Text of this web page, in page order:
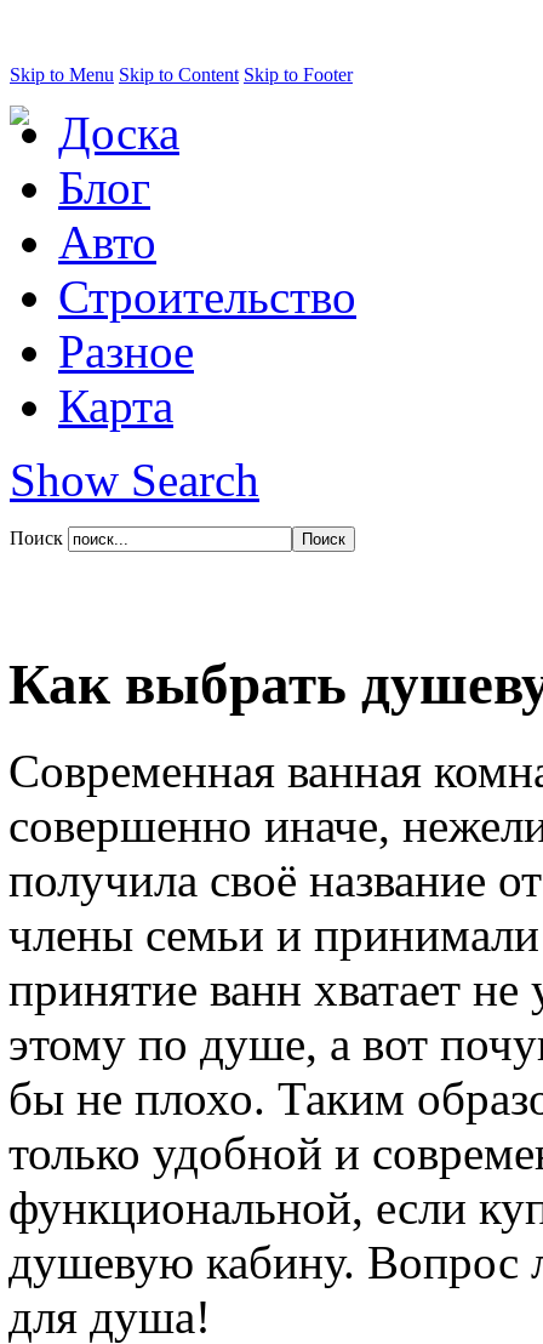
Skip to Menu Skip to Content Skip to Footer
Доска
Блог
Авто
Строительство
Разное
Карта
Show Search
Поиск
Как выбрать
Современная ванная
совершенно иначе,
получила своё название
члены семьи и
принятие ванн хватает
этому по душе, а вот
бы не плохо. Таким
только удобной и
функциональной, если
душевую кабину. Вопрос
для душа!